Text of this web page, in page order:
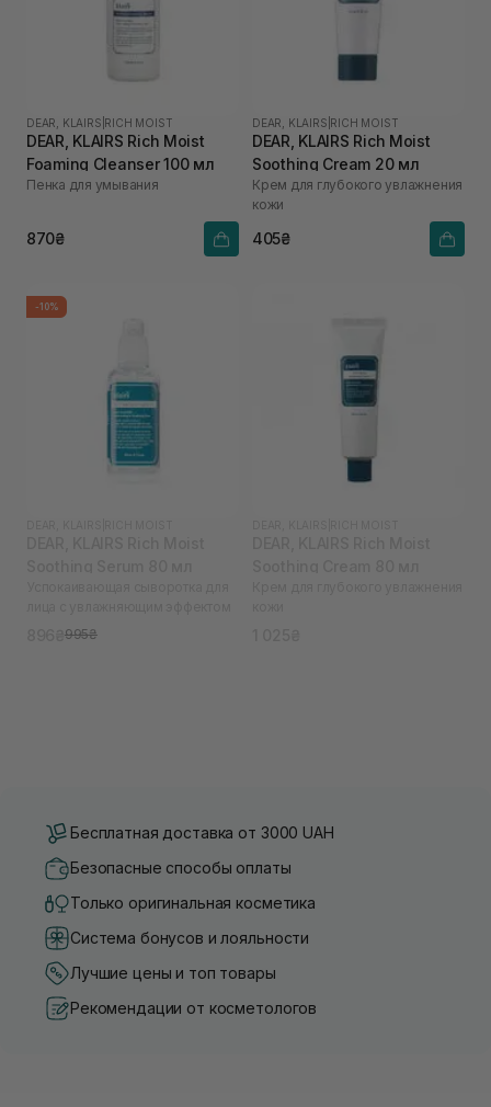
DEAR, KLAIRS RICH MOIST
DEAR, KLAIRS Rich Moist
Foaming Cleanser 100 мл
Пенка для умывания
870₴
DEAR, KLAIRS RICH MOIST
DEAR, KLAIRS Rich Moist
Soothing Cream 20 мл
Крем для глубокого увлажнения
кожи
405₴
-10%
995₴
Бесплатная доставка от 3000 UAH
Безопасные способы оплаты
Только оригинальная косметика
Система бонусов и лояльности
Лучшие цены и топ товары
Рекомендации от косметологов